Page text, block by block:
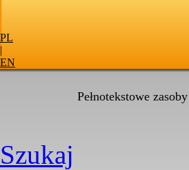
PL
|
EN
Pełnotekstowe
Szukaj